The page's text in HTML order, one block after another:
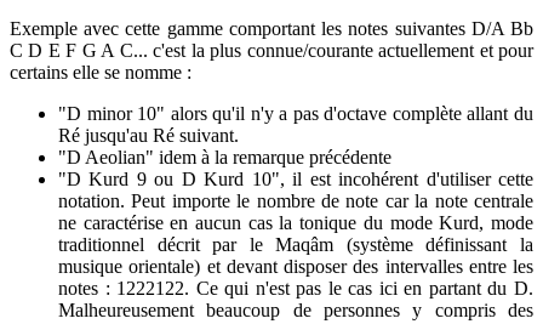
Exemple avec cette gamme comportant les notes suivantes D/A Bb
C D E F G A C... c'est la plus connue/courante actuellement et pour
certains elle se nomme :
"D minor 10" alors qu'il n'y a pas d'octave complète allant du
Ré jusqu'au Ré suivant.
"D Aeolian" idem à la remarque précédente
"D Kurd 9 ou D Kurd 10", il est incohérent d'utiliser cette
notation. Peut importe le nombre de note car la note centrale
ne caractérise en aucun cas la tonique du mode Kurd, mode
traditionnel décrit par le Maqâm (système définissant la
musique orientale) et devant disposer des intervalles entre les
notes : 1222122. Ce qui n'est pas le cas ici en partant du D.
Malheureusement beaucoup de personnes y compris des